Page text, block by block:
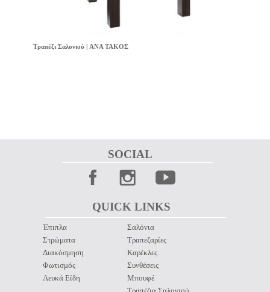
Τραπέζι Σαλονιού | ANA ΤΑΚΟΣ
QUICK LINKS
SOCIAL
Έπιπλα
Στρώματα
Διακόσμηση
Φωτισμός
Λευκά Είδη
Σαλόνια
Τραπεζαρίες
Καρέκλες
Συνθέσεις
Μπουφέ